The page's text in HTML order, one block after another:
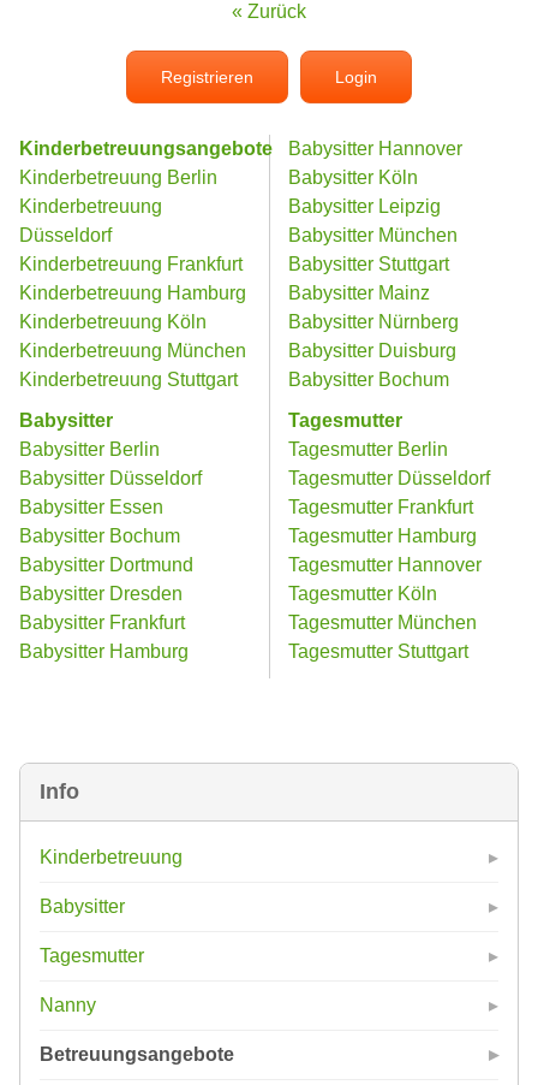
Info
Kinderbetreuung
Babysitter
Tagesmutter
Nanny
Betreuungsangebote
« Zurück
Registrieren Login
Kinderbetreuungsangebote
Kinderbetreuung Berlin
Kinderbetreuung
Düsseldorf
Kinderbetreuung Frankfurt
Kinderbetreuung Hamburg
Kinderbetreuung Köln
Kinderbetreuung München
Kinderbetreuung Stuttgart
Babysitter
Babysitter Berlin
Babysitter Düsseldorf
Babysitter Essen
Babysitter Bochum
Babysitter Dortmund
Babysitter Dresden
Babysitter Frankfurt
Babysitter Hamburg
Babysitter Hannover
Babysitter Köln
Babysitter Leipzig
Babysitter München
Babysitter Stuttgart
Babysitter Mainz
Babysitter Nürnberg
Babysitter Duisburg
Babysitter Bochum
Tagesmutter
Tagesmutter Berlin
Tagesmutter Düsseldorf
Tagesmutter Frankfurt
Tagesmutter Hamburg
Tagesmutter Hannover
Tagesmutter Köln
Tagesmutter München
Tagesmutter Stuttgart